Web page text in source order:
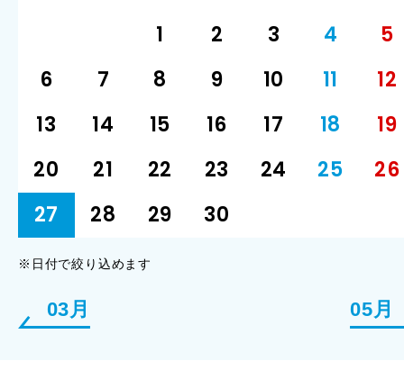
03月
1 2 3 4
5
6
7 8 9 10 11
12
13
14 15 16 17 18
19
20
21 22 23 24 25
26
27
28 29 30
※日付で絞り込めます
05月